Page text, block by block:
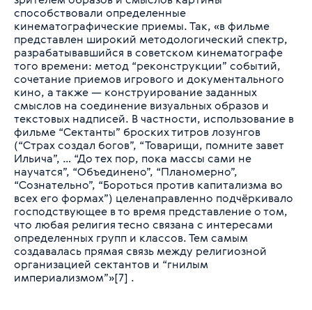
способствовали определенные
кинематографические приемы. Так, «в фильме
представлен широкий методологический спектр,
разрабатывавшийся в советском кинематографе
того времени: метод “реконструкции” событий,
сочетание приемов игрового и документального
кино, а также — конструирование заданных
смыслов на соединение визуальных образов и
текстовых надписей. В частности, использование в
фильме “Сектанты” броских титров лозунгов
(“Страх создал богов”, “Товарищи, помните завет
Ильича”, … “До тех пор, пока массы сами не
научатся”, “Объединено”, “Планомерно”,
“Сознательно”, “Бороться против капитализма во
всех его формах”) целенаправленно подчёркивало
господствующее в то время представление о том,
что любая религия тесно связана с интересами
определенных групп и классов. Тем самым
создавалась прямая связь между религиозной
организацией сектантов и “гнилым
империализмом”»[7] .